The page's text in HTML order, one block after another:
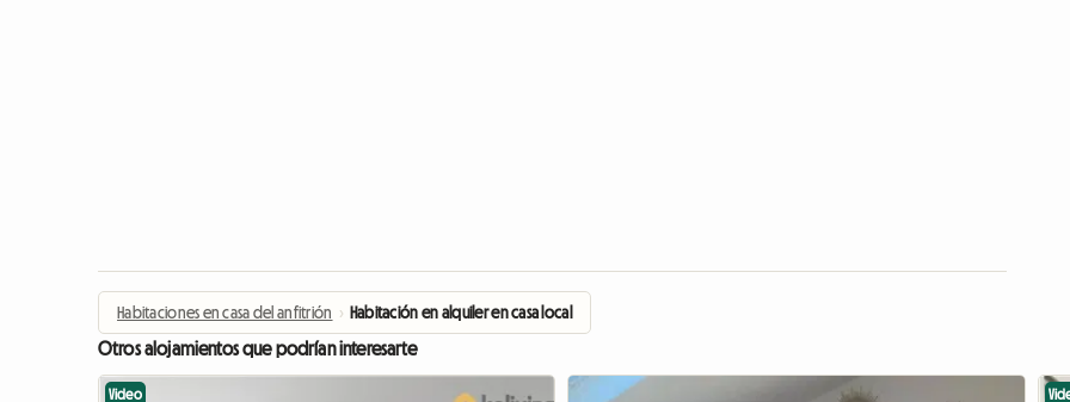
Habitaciones en casa del anfitrión › Habitación en alquiler en casa local
Otros alojamientos que podrían interesarte
Video